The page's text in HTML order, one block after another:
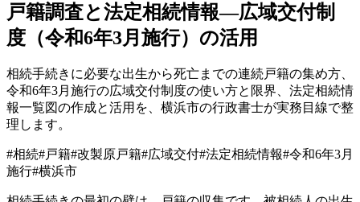
戸籍調査と法定相続情報—広域交付制
度（令和6年3月施行）の活用
相続手続きに必要な出生から死亡までの連続戸籍の集め方、
令和6年3月施行の広域交付制度の使い方と限界、法定相続情
報一覧図の作成と活用を、横浜市の行政書士が実務目線で整
理します。
#相続#戸籍#改製原戸籍#広域交付#法定相続情報#令和6年3月
施行#横浜市